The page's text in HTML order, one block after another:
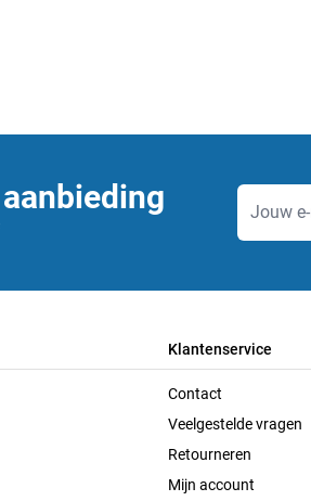
E-
Klantenservice
Contact
Veelgestelde vragen
Retourneren
Mijn account